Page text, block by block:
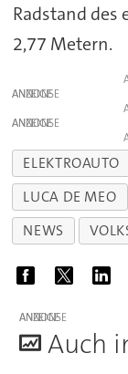
Radstand des
2,77 Metern.
ANZEIGE
ANZEIGE
ELEKTROAUTO
LUCA DE MEO
NEWS
ANZEIGE
Auch